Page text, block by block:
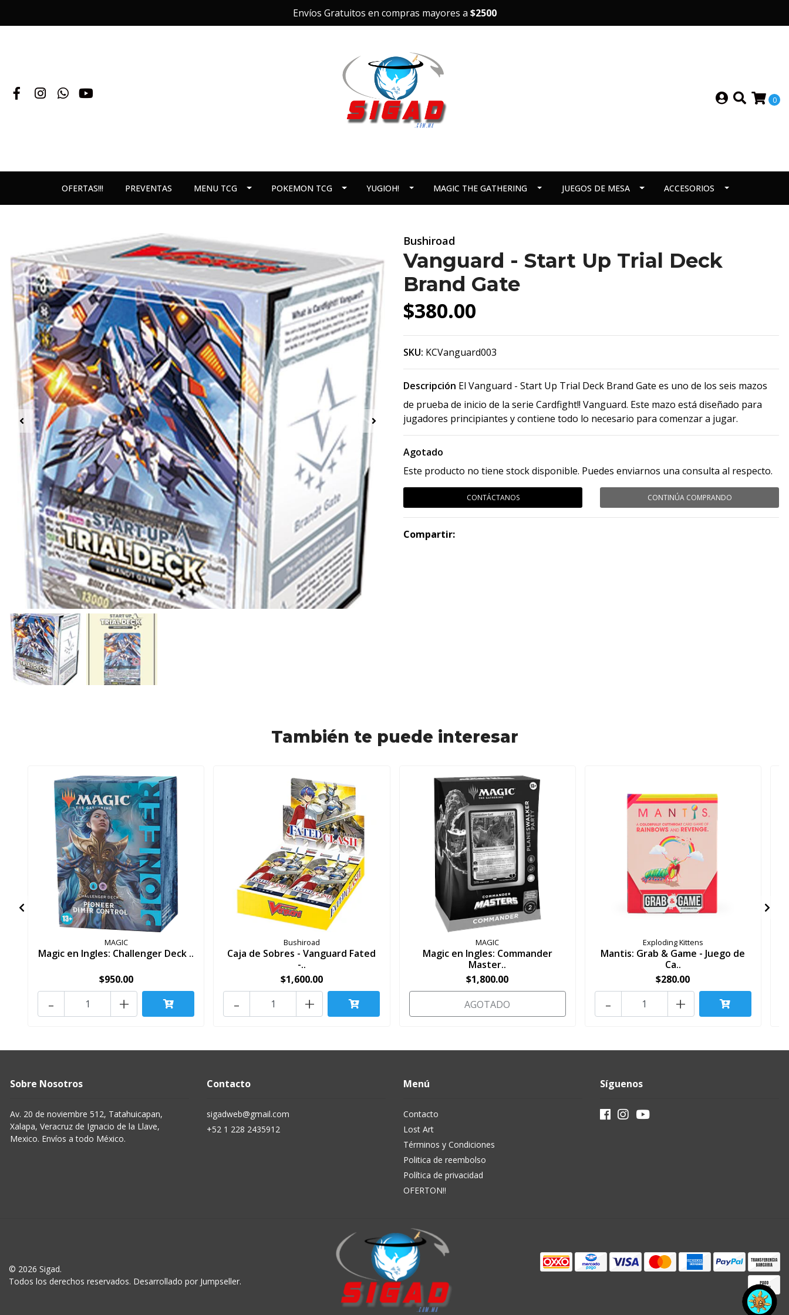
Envíos Gratuitos en compras mayores a $2500
0
OFERTAS!!! PREVENTAS MENU TCG POKEMON TCG YUGIOH! MAGIC THE GATHERING JUEGOS DE MESA ACCESORIOS
Bushiroad
Vanguard - Start Up Trial Deck
Brand Gate
$380.00
SKU: KCVanguard003
Descripción El Vanguard - Start Up Trial Deck Brand Gate es uno de los seis mazos
de prueba de inicio de la serie Cardfight!! Vanguard. Este mazo está diseñado para
jugadores principiantes y contiene todo lo necesario para comenzar a jugar.
Agotado
Este producto no tiene stock disponible. Puedes enviarnos una consulta al respecto.
CONTÁCTANOS CONTINÚA COMPRANDO
Compartir:
También te puede interesar
MAGIC
Magic en Ingles: Challenger Deck ..
$950.00
+
-
Bushiroad
Caja de Sobres - Vanguard Fated
-..
$1,600.00
+
-
MAGIC
Magic en Ingles: Commander
Master..
$1,800.00
AGOTADO
Exploding Kittens
Mantis: Grab & Game - Juego de
Ca..
$280.00
+
-
Sobre Nosotros
Av. 20 de noviembre 512, Tatahuicapan,
Xalapa, Veracruz de Ignacio de la Llave,
Mexico. Envíos a todo México.
Contacto
sigadweb@gmail.com
+52 1 228 2435912
Menú
Contacto
Lost Art
Términos y Condiciones
Politica de reembolso
Política de privacidad
OFERTON!!
Síguenos
© 2026 Sigad.
Todos los derechos reservados. Desarrollado por Jumpseller.